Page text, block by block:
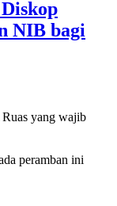
NIB bagi
Ruas yang wajib
peramban ini